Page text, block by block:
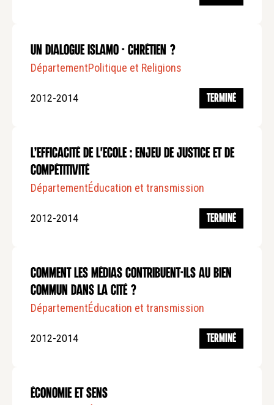
Un dialogue Islamo - Chrétien ?
DépartementPolitique et Religions
2012-2014 TERMINÉ
L’efficacité de l'Ecole : Enjeu de Justice et de
Compétitivité
DépartementÉducation et transmission
2012-2014 TERMINÉ
Comment les Médias Contribuent-ils au Bien
Commun dans la Cité ?
DépartementÉducation et transmission
2012-2014 TERMINÉ
Économie et sens